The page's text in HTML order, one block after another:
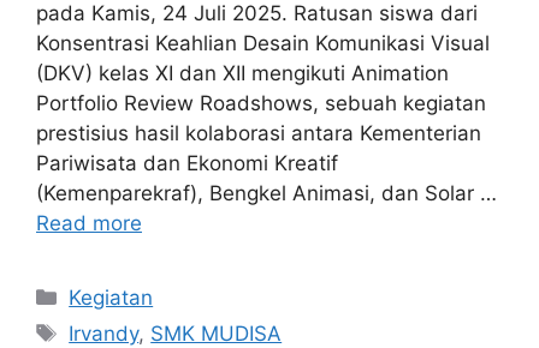
pada Kamis, 24 Juli 2025. Ratusan siswa dari
Konsentrasi Keahlian Desain Komunikasi Visual
(DKV) kelas XI dan XII mengikuti Animation
Portfolio Review Roadshows, sebuah kegiatan
prestisius hasil kolaborasi antara Kementerian
Pariwisata dan Ekonomi Kreatif
(Kemenparekraf), Bengkel Animasi, dan Solar …
Read more
Kategori
Kegiatan
Tag
Irvandy, SMK MUDISA